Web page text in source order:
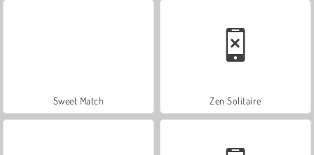
Sweet Match Zen Solitaire